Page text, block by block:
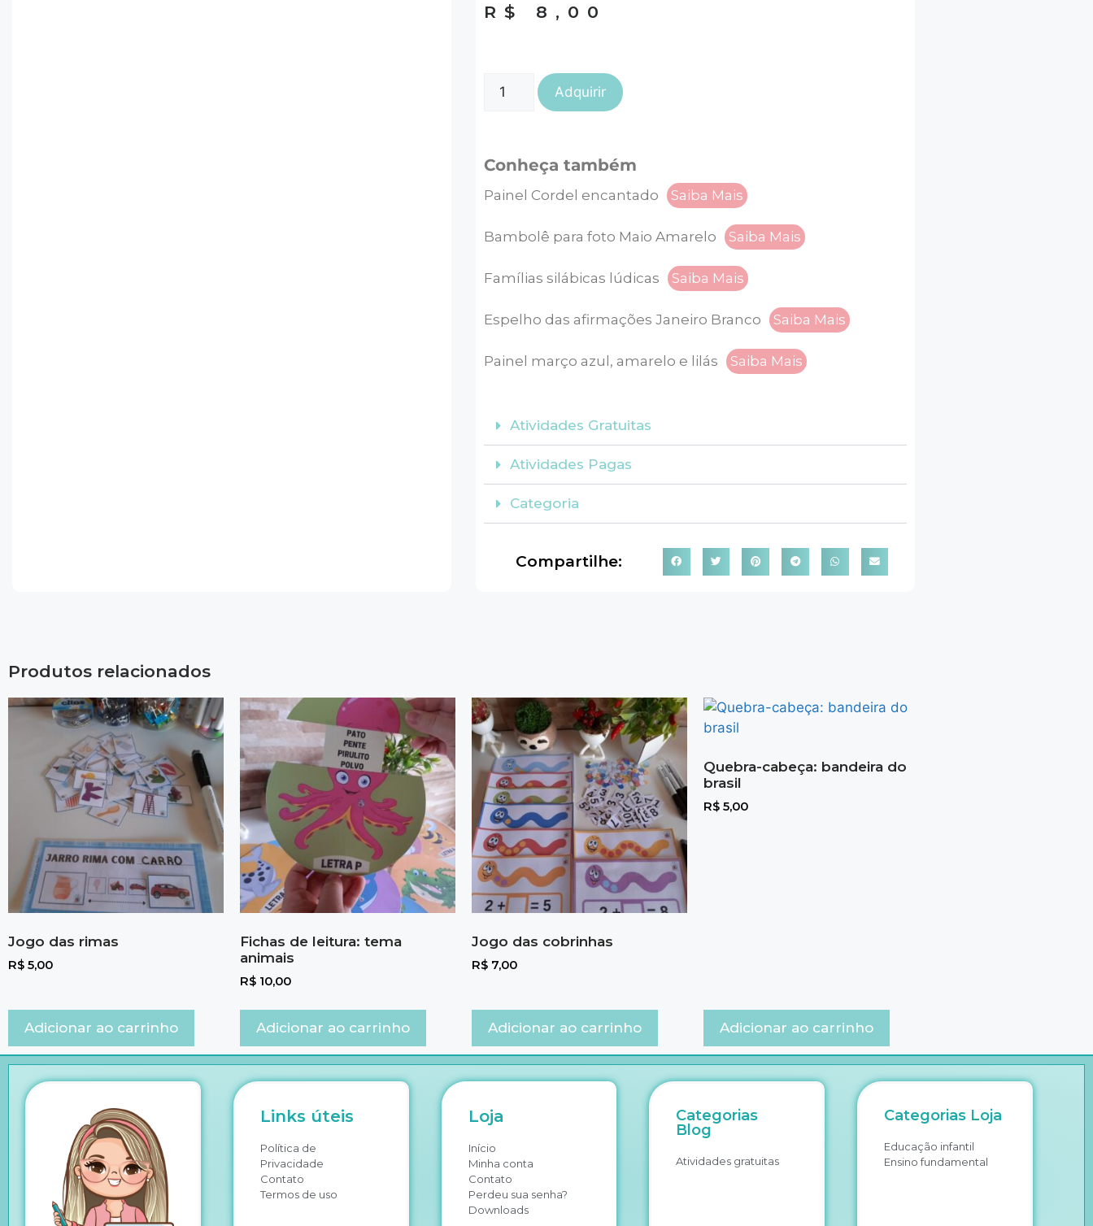
R$ 8,00
Adquirir
Conheça também
Painel Cordel encantado Saiba Mais
Bambolê para foto Maio Amarelo Saiba Mais
Famílias silábicas lúdicas Saiba Mais
Espelho das afirmações Janeiro Branco Saiba Mais
Painel março azul, amarelo e lilás Saiba Mais
Atividades Gratuitas
Atividades Pagas
Categoria
Compartilhe:
Produtos relacionados
Jogo das rimas
R$ 5,00
Adicionar ao carrinho
Fichas de leitura: tema
animais
R$ 10,00
Adicionar ao carrinho
Jogo das cobrinhas
R$ 7,00
Adicionar ao carrinho
Quebra-cabeça: bandeira do
brasil
R$ 5,00
Adicionar ao carrinho
Links úteis
Política de
Privacidade
Contato
Termos de uso
Loja
Início
Minha conta
Contato
Perdeu sua senha?
Downloads
Categorias
Blog
Atividades gratuitas
Categorias Loja
Educação infantil
Ensino fundamental